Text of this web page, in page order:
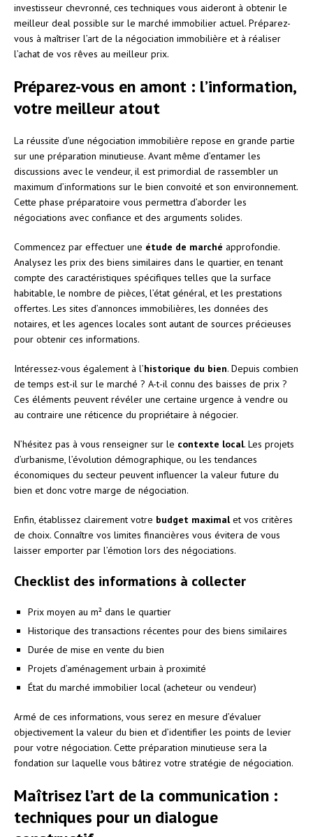
investisseur chevronné, ces techniques vous aideront à obtenir le
meilleur deal possible sur le marché immobilier actuel. Préparez-
vous à maîtriser l’art de la négociation immobilière et à réaliser
l’achat de vos rêves au meilleur prix.
Préparez-vous en amont : l’information,
votre meilleur atout
La réussite d’une négociation immobilière repose en grande partie
sur une préparation minutieuse. Avant même d’entamer les
discussions avec le vendeur, il est primordial de rassembler un
maximum d’informations sur le bien convoité et son environnement.
Cette phase préparatoire vous permettra d’aborder les
négociations avec confiance et des arguments solides.
Commencez par effectuer une étude de marché approfondie.
Analysez les prix des biens similaires dans le quartier, en tenant
compte des caractéristiques spécifiques telles que la surface
habitable, le nombre de pièces, l’état général, et les prestations
offertes. Les sites d’annonces immobilières, les données des
notaires, et les agences locales sont autant de sources précieuses
pour obtenir ces informations.
Intéressez-vous également à l’historique du bien. Depuis combien
de temps est-il sur le marché ? A-t-il connu des baisses de prix ?
Ces éléments peuvent révéler une certaine urgence à vendre ou
au contraire une réticence du propriétaire à négocier.
N’hésitez pas à vous renseigner sur le contexte local. Les projets
d’urbanisme, l’évolution démographique, ou les tendances
économiques du secteur peuvent influencer la valeur future du
bien et donc votre marge de négociation.
Enfin, établissez clairement votre budget maximalet vos critères
de choix. Connaître vos limites financières vous évitera de vous
laisser emporter par l’émotion lors des négociations.
Checklist des informations à collecter
Prix moyen au m² dans le quartier
Historique des transactions récentes pour des biens similaires
Durée de mise en vente du bien
Projets d’aménagement urbain à proximité
État du marché immobilier local (acheteur ou vendeur)
Armé de ces informations, vous serez en mesure d’évaluer
objectivement la valeur du bien et d’identifier les points de levier
pour votre négociation. Cette préparation minutieuse sera la
fondation sur laquelle vous bâtirez votre stratégie de négociation.
Maîtrisez l’art de la communication :
techniques pour un dialogue